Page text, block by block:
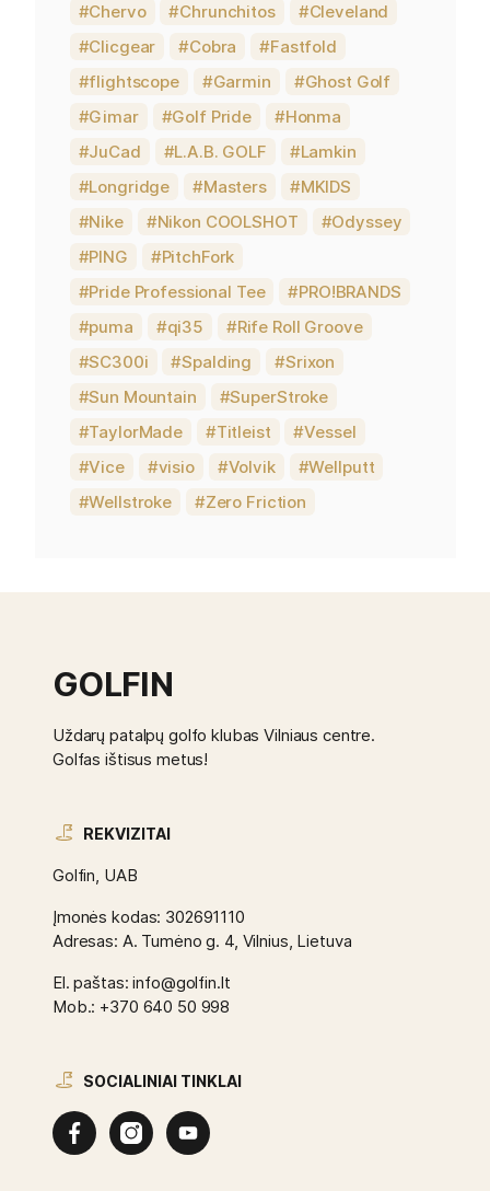
Chervo
Chrunchitos
Cleveland
Clicgear
Cobra
Fastfold
flightscope
Garmin
Ghost Golf
Gimar
Golf Pride
Honma
JuCad
L.A.B. GOLF
Lamkin
Longridge
Masters
MKIDS
Nike
Nikon COOLSHOT
Odyssey
PING
PitchFork
Pride Professional Tee
PRO!BRANDS
puma
qi35
Rife Roll Groove
SC300i
Spalding
Srixon
Sun Mountain
SuperStroke
TaylorMade
Titleist
Vessel
Vice
visio Volvik
Wellputt
Wellstroke
Zero Friction
GOLFIN
Uždarų patalpų golfo klubas Vilniaus centre.
Golfas ištisus metus!
REKVIZITAI
Golfin, UAB
Įmonės kodas: 302691110
Adresas: A. Tumėno g. 4, Vilnius, Lietuva
El. paštas: info@golfin.lt
Mob.: +370 640 50 998
SOCIALINIAI TINKLAI